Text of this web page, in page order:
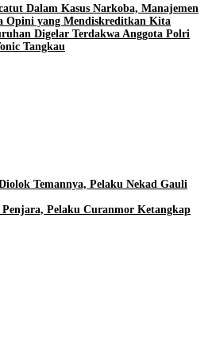
Dalam Kasus Narkoba, Manajemen
Opini yang Mendiskreditkan Kita
Digelar Terdakwa Anggota Polri
Tangkau
Temannya, Pelaku Nekad Gauli
Pelaku Curanmor Ketangkap